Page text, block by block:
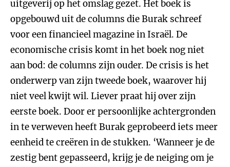
uitgeverij op het omslag gezet. Het boek is
opgebouwd uit de columns die Burak schreef
voor een financieel magazine in Israël. De
economische crisis komt in het boek nog niet
aan bod: de columns zijn ouder. De crisis is het
onderwerp van zijn tweede boek, waarover hij
niet veel kwijt wil. Liever praat hij over zijn
eerste boek. Door er persoonlijke achtergronden
in te verweven heeft Burak geprobeerd iets meer
eenheid te creëren in de stukken. ‘Wanneer je de
zestig bent gepasseerd, krijg je de neiging om je